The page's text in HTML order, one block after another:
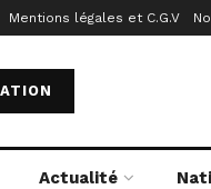
Mentions légales et C.G.V
Actualité